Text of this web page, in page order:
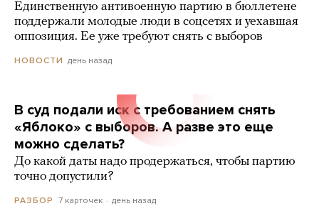
Единственную антивоенную партию в бюллетене
поддержали молодые люди в соцсетях и уехавшая
оппозиция. Ее уже требуют снять с выборов
НОВОСТИ день назад
В суд подали иск с требованием снять
«Яблоко» с выборов. А разве это еще
можно сделать?
До какой даты надо продержаться, чтобы партию
точно допустили?
РАЗБОР 7 карточек день назад